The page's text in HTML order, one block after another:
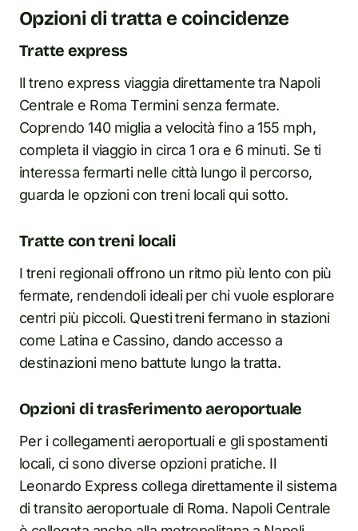
Opzioni di tratta e coincidenze
Tratte express
Il treno express viaggia direttamente tra Napoli
Centrale e Roma Termini senza fermate.
Coprendo 140 miglia a velocità fino a 155 mph,
completa il viaggio in circa 1 ora e 6 minuti. Se ti
interessa fermarti nelle città lungo il percorso,
guarda le opzioni con treni locali qui sotto.
Tratte con treni locali
I treni regionali offrono un ritmo più lento con più
fermate, rendendoli ideali per chi vuole esplorare
centri più piccoli. Questi treni fermano in stazioni
come Latina e Cassino, dando accesso a
destinazioni meno battute lungo la tratta.
Opzioni di trasferimento aeroportuale
Per i collegamenti aeroportuali e gli spostamenti
locali, ci sono diverse opzioni pratiche. Il
Leonardo Express collega direttamente il sistema
di transito aeroportuale di Roma. Napoli Centrale